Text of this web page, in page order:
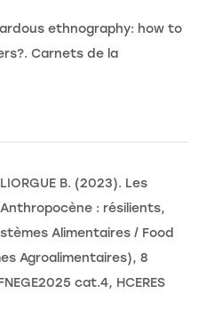
ethnography: how to
Carnets de la
B. (2023). Les
: résilients,
Alimentaires / Food
Agroalimentaires), 8
cat.4, HCERES